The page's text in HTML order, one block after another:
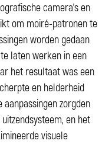
camera's en
om moiré-patronen te
worden gedaan
laten werken in een
het resultaat was een
en helderheid
zorgden
en het
visuele